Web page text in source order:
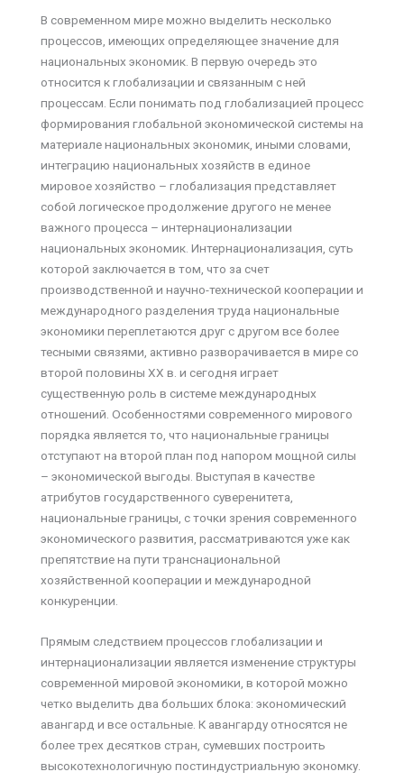
В современном мире можно выделить несколько
процессов, имеющих определяющее значение для
национальных экономик. В первую очередь это
относится к глобализации и связанным с ней
процессам. Если понимать под глобализацией процесс
формирования глобальной экономической системы на
материале национальных экономик, иными словами,
интеграцию национальных хозяйств в единое
мировое хозяйство – глобализация представляет
собой логическое продолжение другого не менее
важного процесса – интернационализации
национальных экономик. Интернационализация, суть
которой заключается в том, что за счет
производственной и научно-технической кооперации и
международного разделения труда национальные
экономики переплетаются друг с другом все более
тесными связями, активно разворачивается в мире со
второй половины ХХ в. и сегодня играет
существенную роль в системе международных
отношений. Особенностями современного мирового
порядка является то, что национальные границы
отступают на второй план под напором мощной силы
– экономической выгоды. Выступая в качестве
атрибутов государственного суверенитета,
национальные границы, с точки зрения современного
экономического развития, рассматриваются уже как
препятствие на пути транснациональной
хозяйственной кооперации и международной
конкуренции.
Прямым следствием процессов глобализации и
интернационализации является изменение структуры
современной мировой экономики, в которой можно
четко выделить два больших блока: экономический
авангард и все остальные. К авангарду относятся не
более трех десятков стран, сумевших построить
высокотехнологичную постиндустриальную экономку.